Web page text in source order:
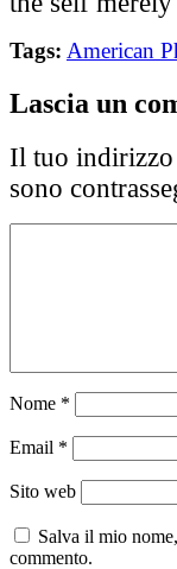
Tags: American
Lascia un
Il tuo indirizzo
sono
Nome *
Email *
Sito web
Salva il mio
commento.